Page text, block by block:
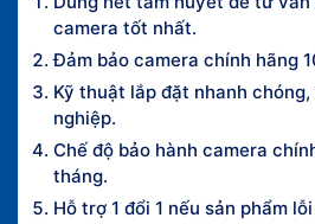
camera tốt nhất.
Đảm bảo camera chính hãng
Kỹ thuật lắp đặt nhanh
nghiệp.
Chế độ bảo hành camera
tháng.
Hỗ trợ 1 đổi 1 nếu sản phẩm